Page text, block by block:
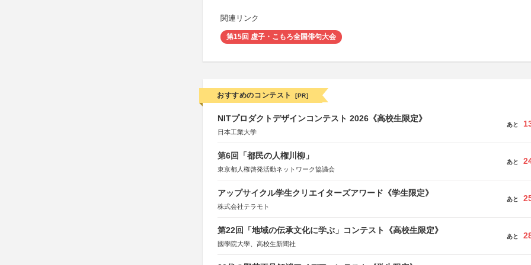
関連リンク
第15回 虚子・こもろ全国俳句大会
おすすめのコンテスト [PR]
NITプロダクトデザインコンテスト 2026《高校生限定》
日本工業大学
あと
第6回「都民の人権川柳」
東京都人権啓発活動ネットワーク協議会
あと
アップサイクル学生クリエイターズアワード《学生限定》
株式会社テラモト
あと
第22回「地域の伝承文化に学ぶ」コンテスト《高校生限定》
國學院大學、高校生新聞社
あと